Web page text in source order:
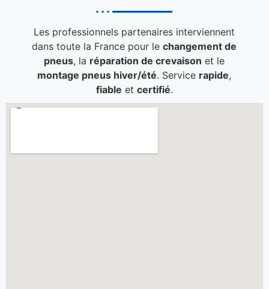
Les professionnels partenaires interviennent
dans toute la France pour lechangement de
pneus, la réparation de crevaison et le
montage pneus hiver/été. Service rapide,
fiable et certifié.